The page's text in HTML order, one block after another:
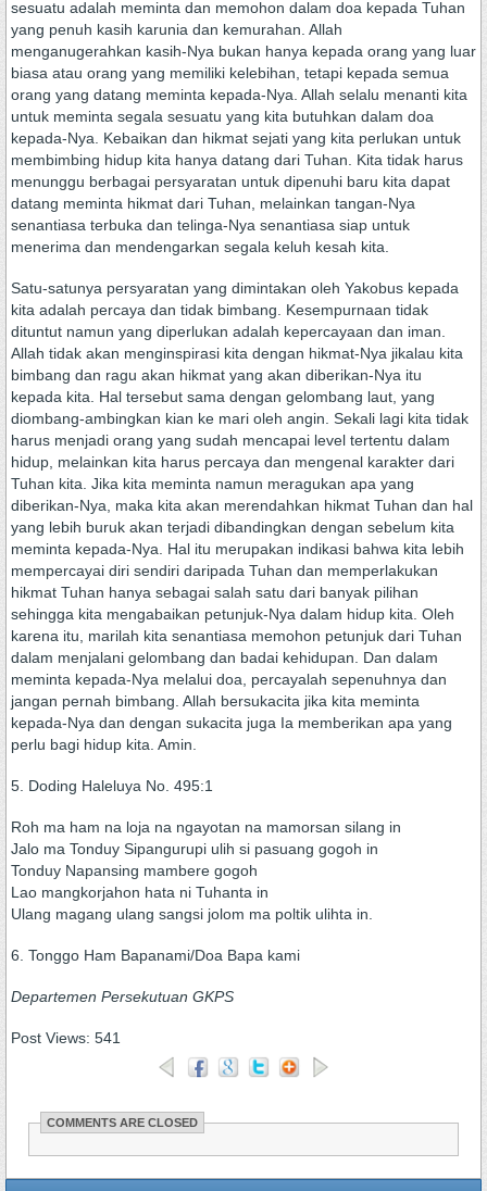
sesuatu adalah meminta dan memohon dalam doa kepada Tuhan
yang penuh kasih karunia dan kemurahan. Allah
menganugerahkan kasih-Nya bukan hanya kepada orang yang luar
biasa atau orang yang memiliki kelebihan, tetapi kepada semua
orang yang datang meminta kepada-Nya. Allah selalu menanti kita
untuk meminta segala sesuatu yang kita butuhkan dalam doa
kepada-Nya. Kebaikan dan hikmat sejati yang kita perlukan untuk
membimbing hidup kita hanya datang dari Tuhan. Kita tidak harus
menunggu berbagai persyaratan untuk dipenuhi baru kita dapat
datang meminta hikmat dari Tuhan, melainkan tangan-Nya
senantiasa terbuka dan telinga-Nya senantiasa siap untuk
menerima dan mendengarkan segala keluh kesah kita.
Satu-satunya persyaratan yang dimintakan oleh Yakobus kepada
kita adalah percaya dan tidak bimbang. Kesempurnaan tidak
dituntut namun yang diperlukan adalah kepercayaan dan iman.
Allah tidak akan menginspirasi kita dengan hikmat-Nya jikalau kita
bimbang dan ragu akan hikmat yang akan diberikan-Nya itu
kepada kita. Hal tersebut sama dengan gelombang laut, yang
diombang-ambingkan kian ke mari oleh angin. Sekali lagi kita tidak
harus menjadi orang yang sudah mencapai level tertentu dalam
hidup, melainkan kita harus percaya dan mengenal karakter dari
Tuhan kita. Jika kita meminta namun meragukan apa yang
diberikan-Nya, maka kita akan merendahkan hikmat Tuhan dan hal
yang lebih buruk akan terjadi dibandingkan dengan sebelum kita
meminta kepada-Nya. Hal itu merupakan indikasi bahwa kita lebih
mempercayai diri sendiri daripada Tuhan dan memperlakukan
hikmat Tuhan hanya sebagai salah satu dari banyak pilihan
sehingga kita mengabaikan petunjuk-Nya dalam hidup kita. Oleh
karena itu, marilah kita senantiasa memohon petunjuk dari Tuhan
dalam menjalani gelombang dan badai kehidupan. Dan dalam
meminta kepada-Nya melalui doa, percayalah sepenuhnya dan
jangan pernah bimbang. Allah bersukacita jika kita meminta
kepada-Nya dan dengan sukacita juga Ia memberikan apa yang
perlu bagi hidup kita. Amin.
5. Doding Haleluya No. 495:1
Roh ma ham na loja na ngayotan na mamorsan silang in
Jalo ma Tonduy Sipangurupi ulih si pasuang gogoh in
Tonduy Napansing mambere gogoh
Lao mangkorjahon hata ni Tuhanta in
Ulang magang ulang sangsi jolom ma poltik ulihta in.
6. Tonggo Ham Bapanami/Doa Bapa kami
Departemen Persekutuan GKPS
Post Views: 541
COMMENTS ARE CLOSED